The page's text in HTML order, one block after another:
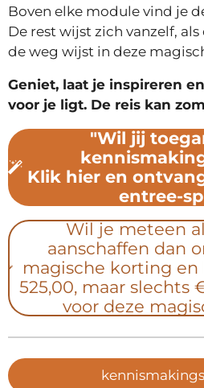
Boven elke module vind je
De rest wijst zich vanzelf,
de weg wijst in deze
Geniet, laat je inspireren
voor je ligt. De reis kan
"Wil jij
Klik hier en
entree-
Wil je meteen
aanschaffen dan
magische korting
525,00, maar slechts
voor deze